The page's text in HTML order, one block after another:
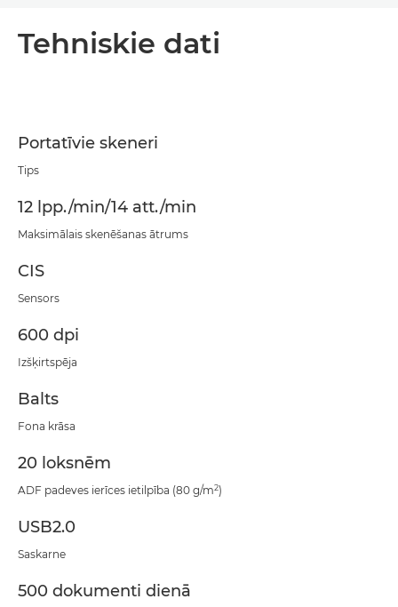
Tehniskie dati
Portatīvie skeneri
Tips
12 lpp./min/14 att./min
Maksimālais skenēšanas ātrums
CIS
Sensors
600 dpi
Izšķirtspēja
Balts
Fona krāsa
20 loksnēm
ADF padeves ierīces ietilpība (80 g/m2)
USB2.0
Saskarne
500 dokumenti dienā